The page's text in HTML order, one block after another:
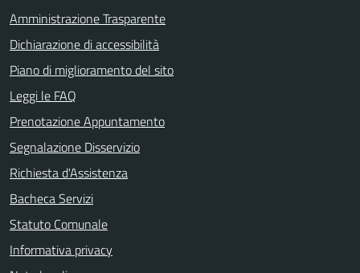
Amministrazione Trasparente
Dichiarazione di accessibilità
Piano di miglioramento del sito
Leggi le FAQ
Prenotazione Appuntamento
Segnalazione Disservizio
Richiesta d'Assistenza
Bacheca Servizi
Statuto Comunale
Informativa privacy